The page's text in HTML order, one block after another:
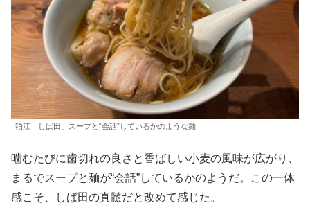
狛江「しば田」スープと“会話”しているかのような麺
噛むたびに歯切れの良さと香ばしい小麦の風味が広がり、
まるでスープと麺が“会話”しているかのようだ。この一体
感こそ、しば田の真髄だと改めて感じた。